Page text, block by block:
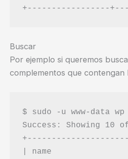
Buscar
Por ejemplo si queremos
complementos que contengan
$ sudo -u www-data
Success: Showing 10
| name